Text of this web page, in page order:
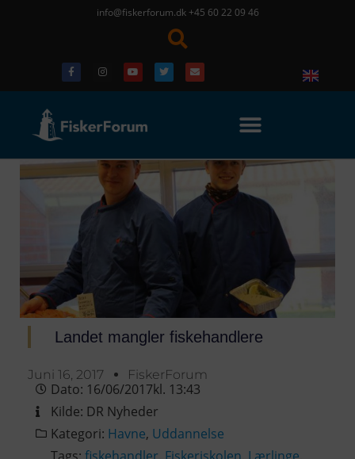
info@fiskerforum.dk +45 60 22 09 46
Landet mangler fiskehandlere
Juni 16, 2017 FiskerForum
Dato: 16/06/2017kl. 13:43
Kilde: DR Nyheder
Kategori: Havne, Uddannelse